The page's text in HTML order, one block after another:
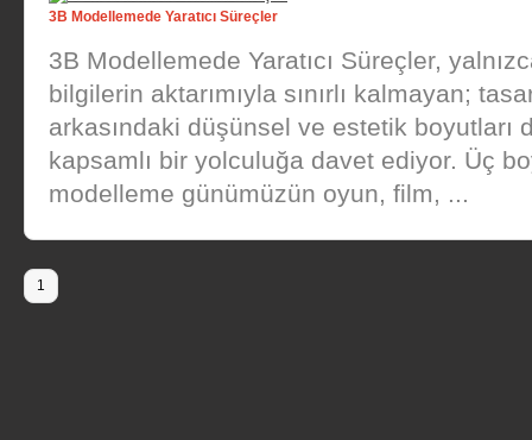
3B Modellemede Yaratıcı Süreçler
3B Modellemede Yaratıcı Süreçler,
bilgilerin aktarımıyla sınırlı kalmayan;
arkasındaki düşünsel ve estetik boyutları
kapsamlı bir yolculuğa davet ediyor. Üç
modelleme günümüzün oyun, film, ...
1